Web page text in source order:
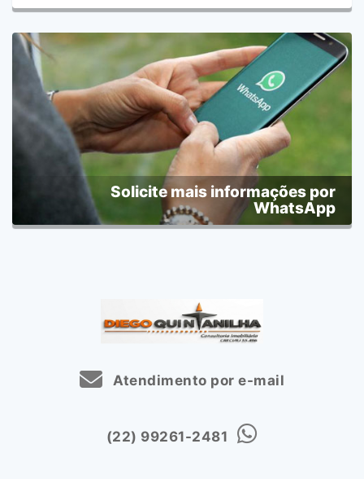
Solicite mais informações por
WhatsApp
Atendimento por e-mail
(22) 99261-2481